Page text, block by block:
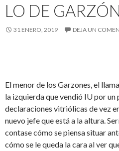
LO DE GARZÓN
31 ENERO, 2019 DEJA UN
El menor de los Garzones, el
la izquierda que vendió IU por un
declaraciones vitriólicas de vez
nuevo jefe que está a la altura.
contase cómo se piensa situar
cómo se le queda la cara al ver